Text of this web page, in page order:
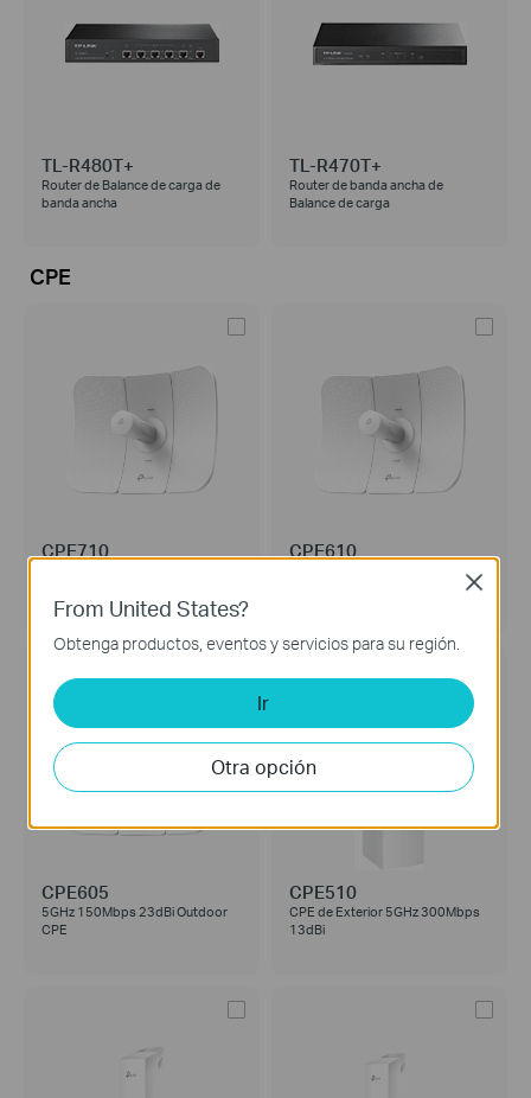
TL-R480T+
Router de Balance de carga de
banda ancha
TL-R470T+
Router de banda ancha de
Balance de carga
CPE
CPE710 CPE610
5GHz 300Mbps 23dBi Outdoor
CPE605
5GHz 150Mbps 23dBi Outdoor
CPE
CPE510
CPE de Exterior 5GHz 300Mbps
13dBi
From United States?
Obtenga productos, eventos y servicios para su región.
Ir
Otra opción
Close